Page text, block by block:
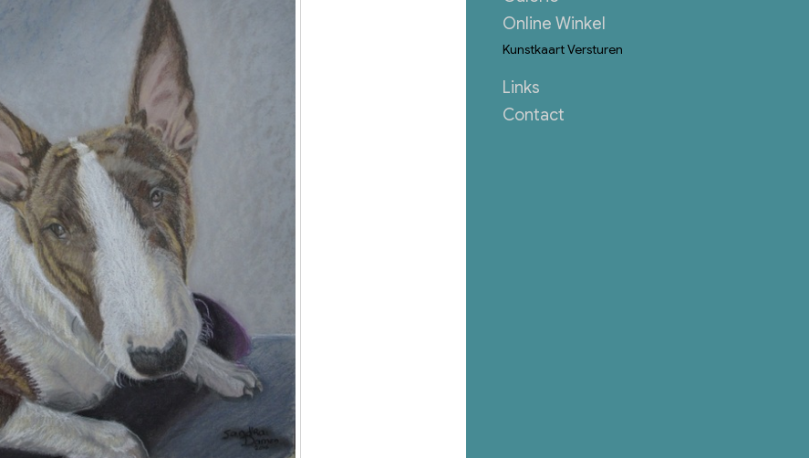
Online Winkel
Kunstkaart Versturen
Links
Contact